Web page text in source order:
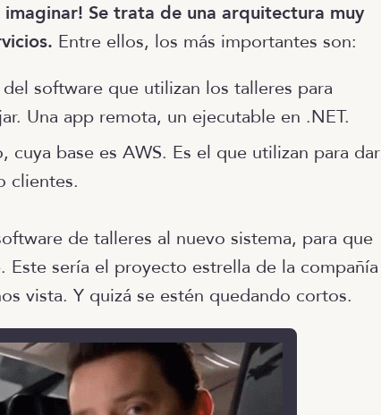
Se trata de una arquitectura muy
Entre ellos, los más importantes son:
software que utilizan los talleres para
Una app remota, un ejecutable en .NET.
cuya base es AWS. Es el que utilizan para dar
clientes.
de talleres al nuevo sistema, para que
sería el proyecto estrella de la compañía
vista. Y quizá se estén quedando cortos.